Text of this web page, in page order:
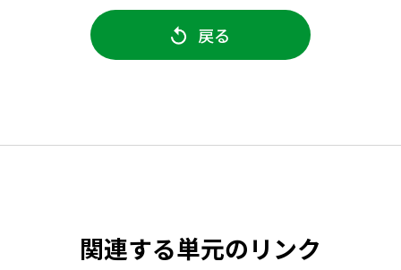
戻る
関連する単元のリンク